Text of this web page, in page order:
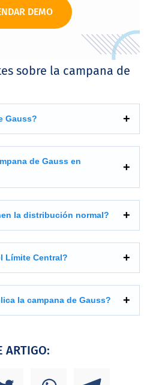
DEMO
sobre la campana de
Gauss?
de Gauss en
la distribución normal?
Límite Central?
la campana de Gauss?
ARTIGO: